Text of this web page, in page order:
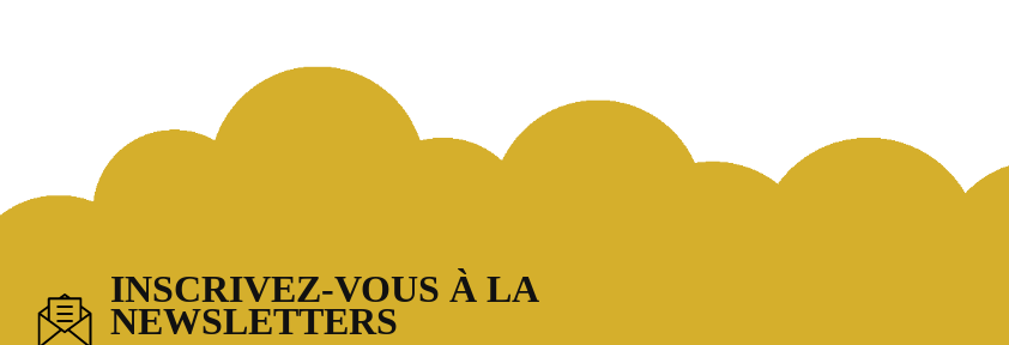
INSCRIVEZ-VOUS À LA
NEWSLETTERS